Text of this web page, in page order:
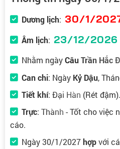
Dương lịch: 30/1/
Âm lịch: 23/12/2026
Nhằm ngàyCâu Trần Hắc
Can chi: Ngày Kỷ Dậu,
Tiết khí: Đại Hàn (Rét đậm).
Trực: Thành - Tốt cho việc
cáo.
Ngày 30/1/2027hợpvới